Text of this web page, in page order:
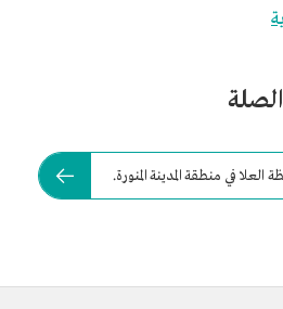
في منطقة المدينة المنورة.